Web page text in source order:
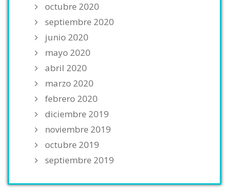
octubre 2020
septiembre 2020
junio 2020
mayo 2020
abril 2020
marzo 2020
febrero 2020
diciembre 2019
noviembre 2019
octubre 2019
septiembre 2019